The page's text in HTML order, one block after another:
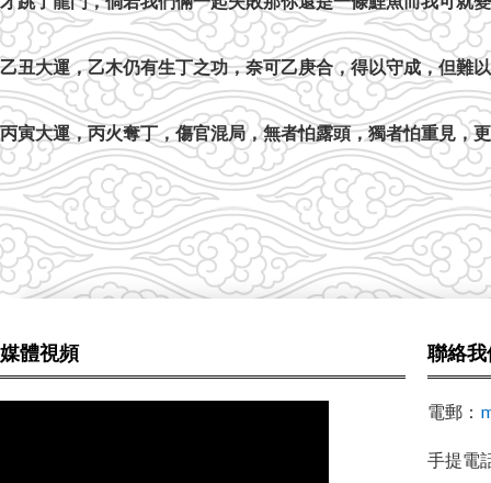
乙丑大運，乙木仍有生丁之功，奈可乙庚合，得以守成，但難
丙寅大運，丙火奪丁，傷官混局，無者怕露頭，獨者怕重見，
媒體視頻 聯絡我
電郵：
手提電